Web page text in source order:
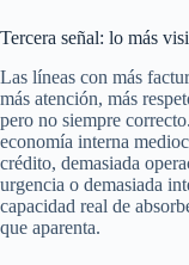
Tercera señal: lo más
Las líneas con más
más atención, más
pero no siempre
economía interna
crédito, demasiada
urgencia o demasiada
capacidad real de
que aparenta.